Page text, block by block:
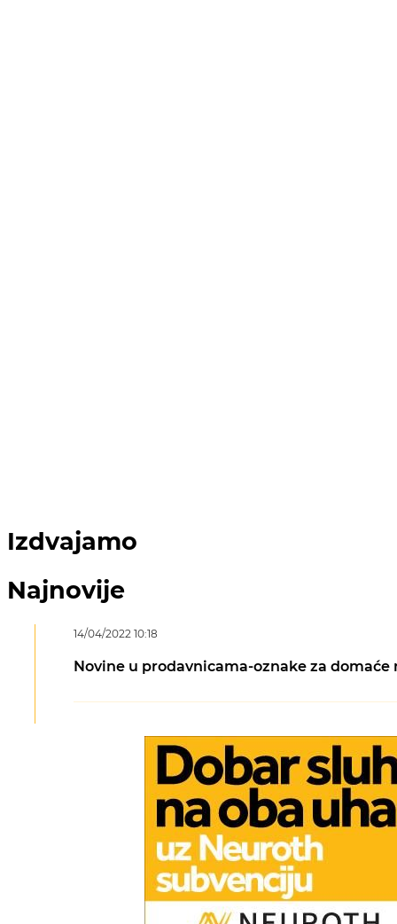
Izdvajamo
Najnovije
Novine u prodavnicama-oznake za domaće
14/04/2022 10:18